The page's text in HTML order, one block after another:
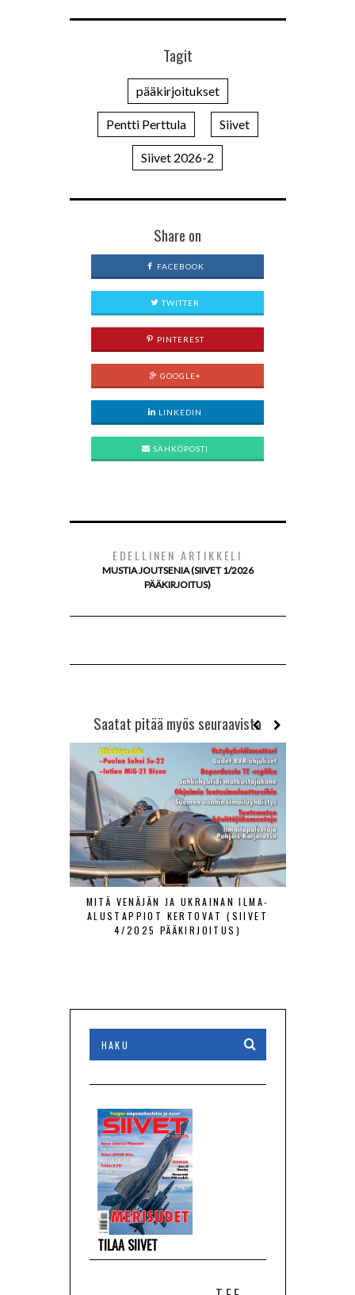
Tagit
pääkirjoitukset
Pentti Perttula Siivet
Siivet 2026-2
Share on
FACEBOOK
TWITTER
PINTEREST
GOOGLE+
LINKEDIN
SÄHKÖPOSTI
EDELLINEN ARTIKKELI
MUSTIA JOUTSENIA (SIIVET 1/2026
PÄÄKIRJOITUS)
Saatat pitää myös seuraavista
MITÄ VENÄJÄN JA UKRAINAN ILMA-
ALUSTAPPIOT KERTOVAT (SIIVET
4/2025 PÄÄKIRJOITUS)
TILAA SIIVET